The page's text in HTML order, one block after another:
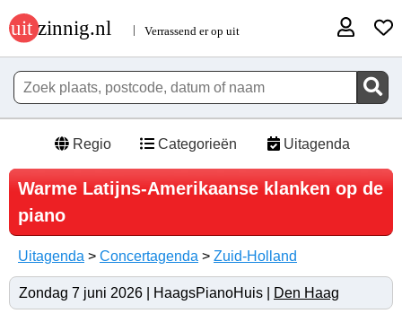
Regio Categorieën Uitagenda
Warme Latijns-Amerikaanse klanken op de
piano
Uitagenda > Concertagenda > Zuid-Holland
Zondag 7 juni 2026 | HaagsPianoHuis | Den Haag